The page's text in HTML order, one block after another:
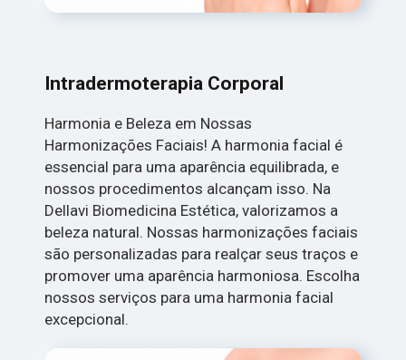
Intradermoterapia Corporal
Harmonia e Beleza em Nossas
Harmonizações Faciais! A harmonia facial é
essencial para uma aparência equilibrada, e
nossos procedimentos alcançam isso. Na
Dellavi Biomedicina Estética, valorizamos a
beleza natural. Nossas harmonizações faciais
são personalizadas para realçar seus traços e
promover uma aparência harmoniosa. Escolha
nossos serviços para uma harmonia facial
excepcional.